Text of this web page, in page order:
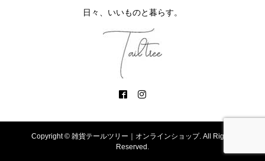
日々、いいものと暮らす。
Copyright © 雑貨テールツリー｜オンラインショップ. All Rights
Reserved.